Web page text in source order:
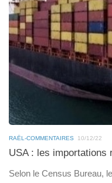
RAËL-COMMENTAIRES 10/12/22
USA : les importations
Selon le Census Bureau,